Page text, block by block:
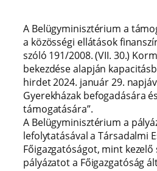
A Belügyminisztérium a
a közösségi ellátások
szóló 191/2008. (VII. 30.)
bekezdése alapján
hirdet 2024. január 29.
Gyerekházak befogadására
támogatására”.
A Belügyminisztérium a
lefolytatásával a Társadalmi
Főigazgatóságot, mint
pályázatot a Főigazgatóság